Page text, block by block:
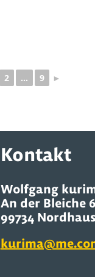
2 ... 9 ►
Kontakt
Wolfgang
An der Bleiche
99734